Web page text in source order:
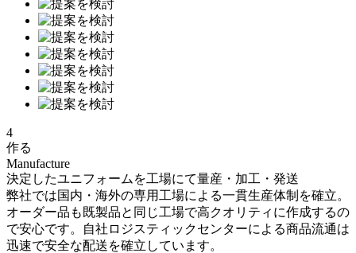
4
作る
Manufacture
決定したユニフォームを工場にて量産・加工・発送
弊社では国内・海外の専用工場による一貫生産体制を確立。
オーダー品も既製品と同じ工場で高クオリティに作成するの
で安心です。自社ロジスティックセンターによる商品流通は
迅速で安全な配送を確立しています。